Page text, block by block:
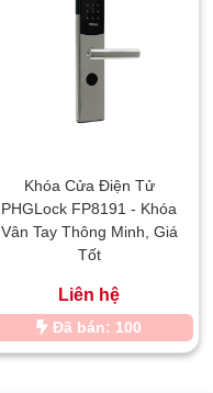
Khóa Cửa Điện Tử
PHGLock FP8191 - Khóa
Vân Tay Thông Minh, Giá
Tốt
Liên hệ
Đã bán: 100